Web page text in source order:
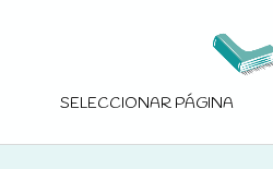
SELECCIONAR PÁGINA